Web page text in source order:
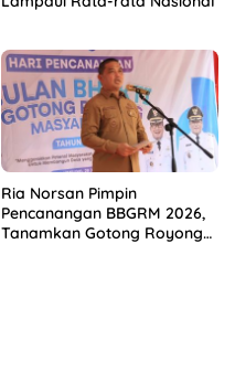
Ria Norsan Pimpin
Pencanangan BBGRM 2026,
Tanamkan Gotong Royong